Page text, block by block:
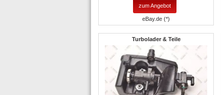
zum Angebot
eBay.de (*)
Turbolader & Teile